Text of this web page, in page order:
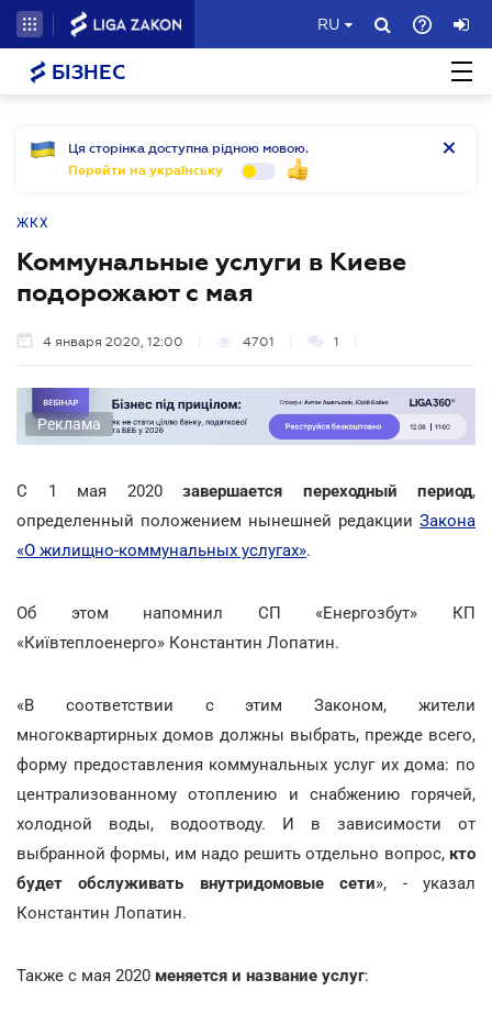
RU
БІЗНЕС
Ця сторінка доступна рідною мовою.
Перейти на українську
ЖКХ
Коммунальные услуги в Киеве
подорожают с мая
4 января 2020, 12:00 4701 1
Реклама
С 1 мая 2020 завершается переходный период,
определенный положением нынешней редакции Закона
«О жилищно-коммунальных услугах».
Об этом напомнил СП «Енергозбут» КП
«Київтеплоенерго» Константин Лопатин.
«В соответствии с этим Законом, жители
многоквартирных домов должны выбрать, прежде всего,
форму предоставления коммунальных услуг их дома: по
централизованному отоплению и снабжению горячей,
холодной воды, водоотводу. И в зависимости от
выбранной формы, им надо решить отдельно вопрос, кто
будет обслуживать внутридомовые сети», - указал
Константин Лопатин.
Также с мая 2020 меняется и название услуг: